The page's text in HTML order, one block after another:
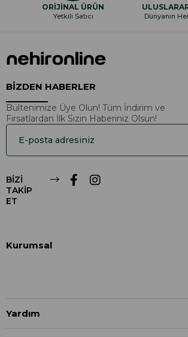
ORİJİNAL ÜRÜN
Yetkili Satıcı Dünyanın
BİZDEN HABERLER
Bültenimize Üye Olun! Tüm İndirim ve
Fırsatlardan İlk Sizin Haberiniz Olsun!
BİZİ
TAKİP
ET
Kurumsal
Yardım